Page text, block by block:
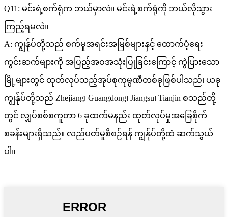
Q11: မင်းရဲ့စက်ရုံက ဘယ်မှာလဲ။ မင်းရဲ့စက်ရုံကို ဘယ်လိုသွား
ကြည့်ရမလဲ။
A: ကျွန်ုပ်တို့သည် စက်မှုအရင်းအမြစ်များနှင့် ထောက်ပံ့ရေး
ကွင်းဆက်များကို အပြည့်အဝအသုံးပြုခြင်းကြောင့် ကွဲပြားသော
မြို့များတွင် ထုတ်လုပ်သည့်အုပ်စုကုမ္ပဏီတစ်ခုဖြစ်ပါသည်၊ ယခု
ကျွန်ုပ်တို့သည် Zhejiang၊ Guangdong၊ Jiangsu၊ Tianjin စသည်တို့
တွင် လျှပ်စစ်စကူတာ 6 ခုထက်မနည်း ထုတ်လုပ်မှုအခြေစိုက်
စခန်းများရှိသည်။ လည်ပတ်မှုစီစဉ်ရန် ကျွန်ုပ်တို့ထံ ဆက်သွယ်
ပါ။